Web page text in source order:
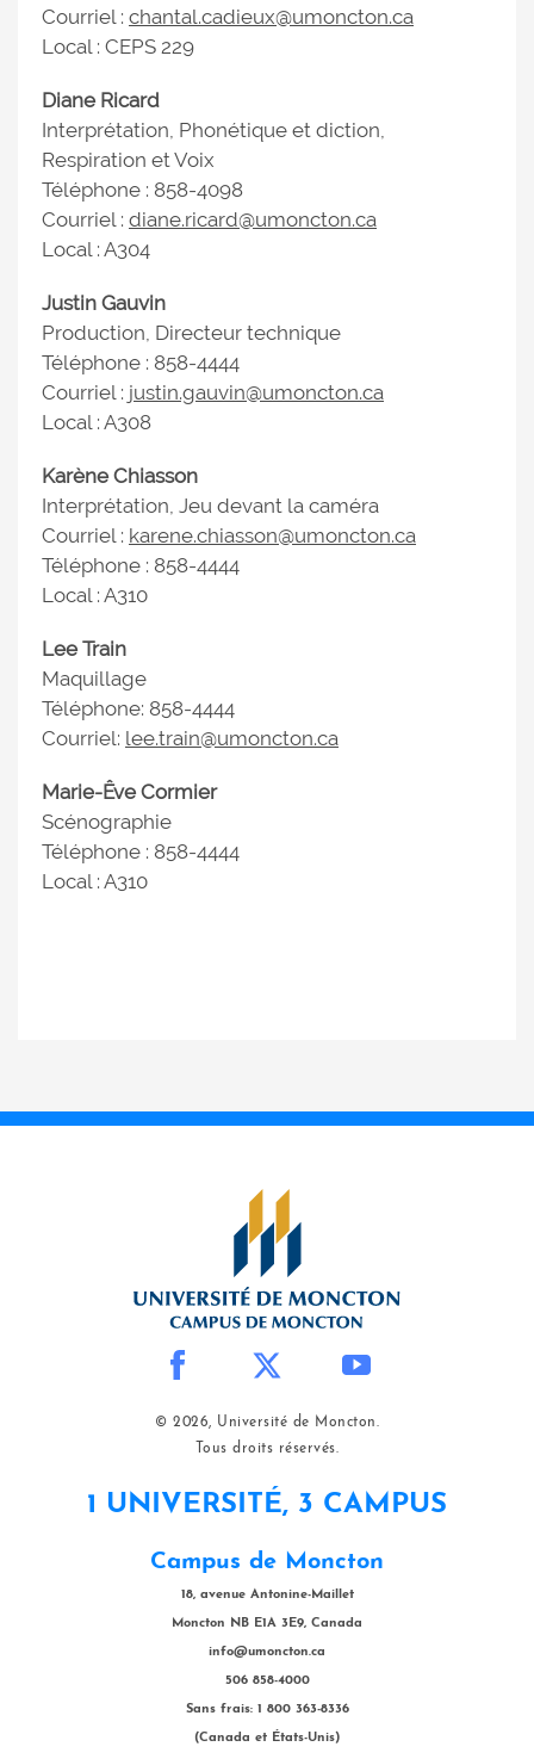
Courriel : chantal.cadieux@umoncton.ca
Local : CEPS 229
Diane Ricard
Interprétation, Phonétique et diction,
Respiration et Voix
Téléphone : 858-4098
Courriel : diane.ricard@umoncton.ca
Local : A304
Justin Gauvin
Production, Directeur technique
Téléphone : 858-4444
Courriel : justin.gauvin@umoncton.ca
Local : A308
Karène Chiasson
Interprétation, Jeu devant la caméra
Courriel : karene.chiasson@umoncton.ca
Téléphone : 858-4444
Local : A310
Lee Train
Maquillage
Téléphone: 858-4444
Courriel: lee.train@umoncton.ca
Marie-Êve Cormier
Scénographie
Téléphone : 858-4444
Local : A310
© 2026, Université de Moncton.
Tous droits réservés.
1 UNIVERSITÉ, 3 CAMPUS
Campus de Moncton
18, avenue Antonine-Maillet
Moncton NB E1A 3E9, Canada
info@umoncton.ca
506 858-4000
Sans frais: 1 800 363-8336
(Canada et États-Unis)